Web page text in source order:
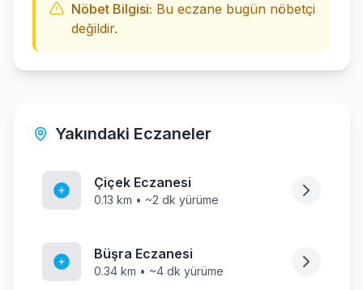
Nöbet Bilgisi: Bu eczane bugün nöbetçi
değildir.
Yakındaki Eczaneler
Çiçek Eczanesi
0.13 km • ~2 dk yürüme
Büşra Eczanesi
0.34 km • ~4 dk yürüme